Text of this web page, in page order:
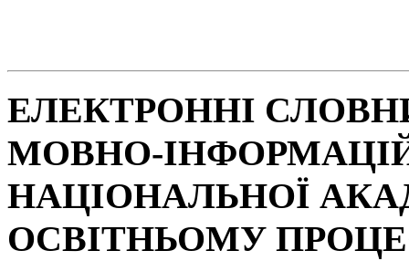
ЕЛЕКТРОННІ
МОВНО-
НАЦІОНАЛЬНОЇ
ОСВІТНЬОМУ